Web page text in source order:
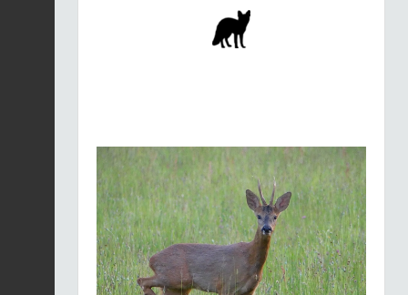
Campagnol amphibie |
Arvicola sapidus
Fiche espèce
Blaireau européen |
Meles meles
2026-07-30 00:00:00
Fiche espèce
Petit rhinolophe |
Rhinolophus